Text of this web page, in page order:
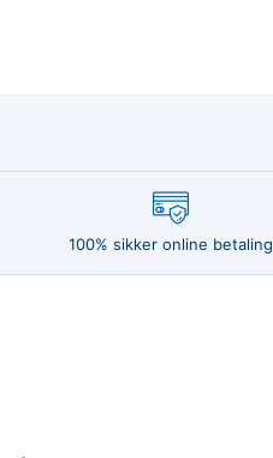
100% sikker online betaling